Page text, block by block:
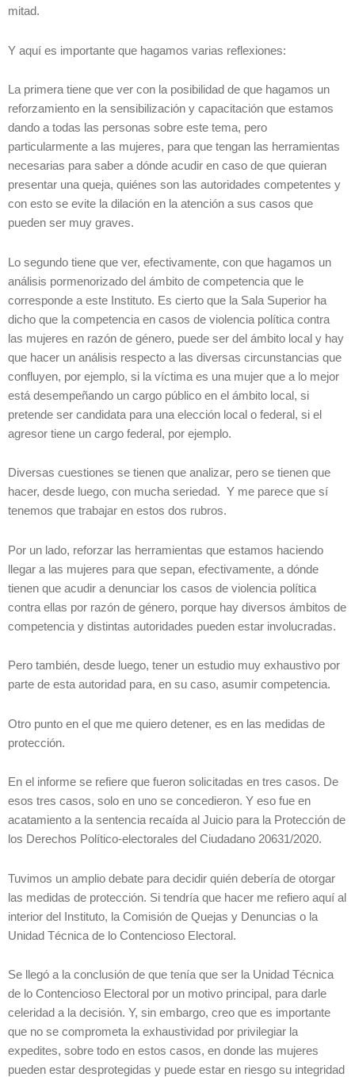
mitad.
Y aquí es importante que hagamos varias reflexiones:
La primera tiene que ver con la posibilidad de que hagamos un
reforzamiento en la sensibilización y capacitación que estamos
dando a todas las personas sobre este tema, pero
particularmente a las mujeres, para que tengan las herramientas
necesarias para saber a dónde acudir en caso de que quieran
presentar una queja, quiénes son las autoridades competentes y
con esto se evite la dilación en la atención a sus casos que
pueden ser muy graves.
Lo segundo tiene que ver, efectivamente, con que hagamos un
análisis pormenorizado del ámbito de competencia que le
corresponde a este Instituto. Es cierto que la Sala Superior ha
dicho que la competencia en casos de violencia política contra
las mujeres en razón de género, puede ser del ámbito local y hay
que hacer un análisis respecto a las diversas circunstancias que
confluyen, por ejemplo, si la víctima es una mujer que a lo mejor
está desempeñando un cargo público en el ámbito local, si
pretende ser candidata para una elección local o federal, si el
agresor tiene un cargo federal, por ejemplo.
Diversas cuestiones se tienen que analizar, pero se tienen que
hacer, desde luego, con mucha seriedad. Y me parece que sí
tenemos que trabajar en estos dos rubros.
Por un lado, reforzar las herramientas que estamos haciendo
llegar a las mujeres para que sepan, efectivamente, a dónde
tienen que acudir a denunciar los casos de violencia política
contra ellas por razón de género, porque hay diversos ámbitos de
competencia y distintas autoridades pueden estar involucradas.
Pero también, desde luego, tener un estudio muy exhaustivo por
parte de esta autoridad para, en su caso, asumir competencia.
Otro punto en el que me quiero detener, es en las medidas de
protección.
En el informe se refiere que fueron solicitadas en tres casos. De
esos tres casos, solo en uno se concedieron. Y eso fue en
acatamiento a la sentencia recaída al Juicio para la Protección de
los Derechos Político-electorales del Ciudadano 20631/2020.
Tuvimos un amplio debate para decidir quién debería de otorgar
las medidas de protección. Si tendría que hacer me refiero aquí al
interior del Instituto, la Comisión de Quejas y Denuncias o la
Unidad Técnica de lo Contencioso Electoral.
Se llegó a la conclusión de que tenía que ser la Unidad Técnica
de lo Contencioso Electoral por un motivo principal, para darle
celeridad a la decisión. Y, sin embargo, creo que es importante
que no se comprometa la exhaustividad por privilegiar la
expedites, sobre todo en estos casos, en donde las mujeres
pueden estar desprotegidas y puede estar en riesgo su integridad